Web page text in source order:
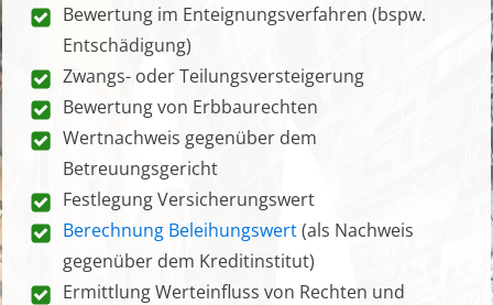
Bewertung im Enteignungsverfahren (bspw.
Entschädigung)
Zwangs- oder Teilungsversteigerung
Bewertung von Erbbaurechten
Wertnachweis gegenüber dem
Betreuungsgericht
Festlegung Versicherungswert
Berechnung Beleihungswert(als Nachweis
gegenüber dem Kreditinstitut)
Ermittlung Werteinfluss von Rechten und